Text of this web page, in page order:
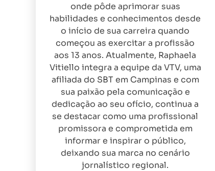
onde pôde aprimorar suas
habilidades e conhecimentos desde
o início de sua carreira quando
começou as exercitar a profissão
aos 13 anos. Atualmente, Raphaela
Vitiello integra a equipe da VTV, uma
afiliada do SBT em Campinas e com
sua paixão pela comunicação e
dedicação ao seu ofício, continua a
se destacar como uma profissional
promissora e comprometida em
informar e inspirar o público,
deixando sua marca no cenário
jornalístico regional.